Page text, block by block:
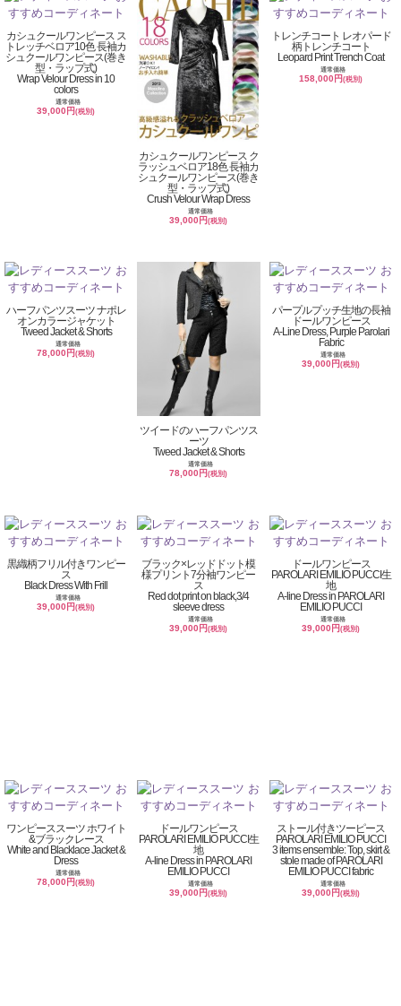
カシュクールワンピース ス
トレッチベロア10色 長袖カ
シュクールワンピース(巻き
型・ラップ式)
Wrap Velour Dress in 10
colors
通常価格
39,000円(税別)
カシュクールワンピース ク
ラッシュベロア18色 長袖カ
シュクールワンピース(巻き
型・ラップ式)
Crush Velour Wrap Dress
通常価格
39,000円(税別)
トレンチコート レオパード
柄トレンチコート
Leopard Print Trench Coat
通常価格
158,000円(税別)
ハーフパンツスーツ ナポレ
オンカラージャケット
Tweed Jacket & Shorts
通常価格
78,000円(税別)
ツイードのハーフパンツス
ーツ
Tweed Jacket & Shorts
通常価格
78,000円(税別)
パープルプッチ生地の長袖
ドールワンピース
A-Line Dress, Purple Parolari
Fabric
通常価格
39,000円(税別)
黒織柄フリル付きワンピー
ス
Black Dress With Frill
通常価格
39,000円(税別)
ブラック×レッドドット模
様プリント7分袖ワンピー
ス
Red dot print on black,3/4
sleeve dress
通常価格
39,000円(税別)
ドールワンピース
PAROLARI EMILIO PUCCI生
地
A-line Dress in PAROLARI
EMILIO PUCCI
通常価格
39,000円(税別)
ワンピーススーツ ホワイト
&ブラックレース
White and Blacklace Jacket &
Dress
通常価格
78,000円(税別)
ドールワンピース
PAROLARI EMILIO PUCCI生
地
A-line Dress in PAROLARI
EMILIO PUCCI
通常価格
39,000円(税別)
ストール付きツーピース
PAROLARI EMILIO PUCCI
3 items ensemble: Top, skirt &
stole made of PAROLARI
EMILIO PUCCI fabric
通常価格
39,000円(税別)